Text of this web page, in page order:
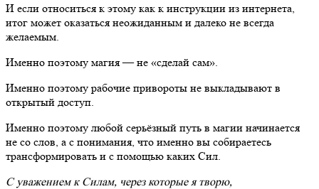
И если относиться к этому как к инструкции из интернета,
итог может оказаться неожиданным и далеко не всегда
желаемым.
Именно поэтому магия — не «сделай сам».
Именно поэтому рабочие привороты не выкладывают в
открытый доступ.
Именно поэтому любой серьёзный путь в магии начинается
не со слов, а с понимания, что именно вы собираетесь
трансформировать и с помощью каких Сил.
С уважением к Силам, через которые я творю,